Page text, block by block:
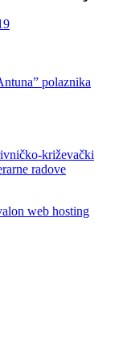
polaznika
križevački
radove